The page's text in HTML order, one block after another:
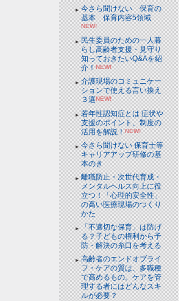
今さら聞けない 保育の
基本 保育内容5領域
NEW!
民生委員のための一人暮
らし高齢者支援・見守り
知っておきたいQ&Aを紹
介！NEW!
介護現場のコミュニケー
ションで使える言い換え
３選NEW!
若年性認知症とは 症状や
支援のポイント、制度の
活用を解説！NEW!
今さら聞けない 保育士等
キャリアアップ研修の基
本のき
離職防止・次世代育成・
メンタルヘルス向上に役
立つ！「心理的安全性」
の高い医療現場のつくり
かた
「不適切な保育」は防げ
る？子どもの権利から予
防・解決の糸口を考える
高齢者のエンドオブライ
フ・ケアの質は、多職種
で高めるもの。ケアを管
理する者にはどんなスキ
ルが必要？